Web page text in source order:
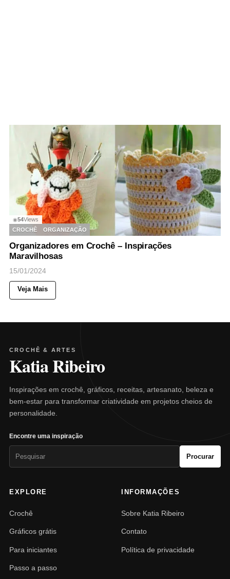
◉54Views
CROCHÊ
ORGANIZAÇÃO
Organizadores em Crochê – Inspirações
Maravilhosas
15/01/2024
Veja Mais
CROCHÊ & ARTES
Katia Ribeiro
Inspirações em crochê, gráficos, receitas, artesanato, beleza e
bem-estar para transformar criatividade em projetos cheios de
personalidade.
Encontre uma inspiração
Procurar
EXPLORE
Crochê
Gráficos grátis
Para iniciantes
Passo a passo
INFORMAÇÕES
Sobre Katia Ribeiro
Contato
Política de privacidade